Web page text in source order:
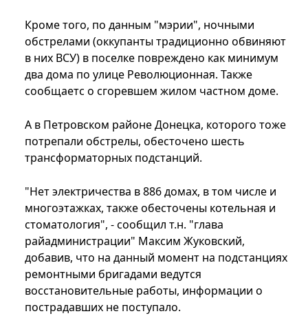
Кроме того, по данным "мэрии", ночными
обстрелами (оккупанты традиционно обвиняют
в них ВСУ) в поселке повреждено как минимум
два дома по улице Революционная. Также
сообщаетс о сгоревшем жилом частном доме.
А в Петровском районе Донецка, которого тоже
потрепали обстрелы, обесточено шесть
трансформаторных подстанций.
"Нет электричества в 886 домах, в том числе и
многоэтажках, также обесточены котельная и
стоматология", - сообщил т.н. "глава
райадминистрации" Максим Жуковский,
добавив, что на данный момент на подстанциях
ремонтными бригадами ведутся
восстановительные работы, информации о
пострадавших не поступало.